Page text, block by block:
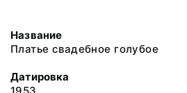
Название
Платье свадебное голубое
Датировка